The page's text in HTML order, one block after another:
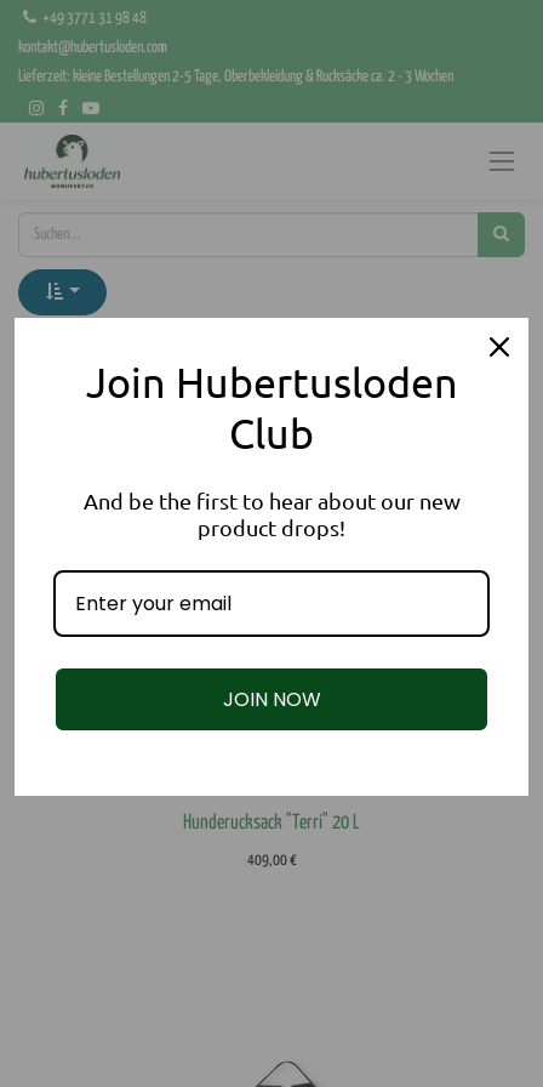
+49 3771 31 98 48
kontakt@hubertusloden.com
Lieferzeit: kleine Bestellungen 2-5 Tage, Oberbekleidung & Rucksäcke ca. 2 - 3 Wochen
Hunderucksack "Terri" 20 L
409,00€
Join Hubertusloden
Club
And be the first to hear about our new
product drops!
JOIN NOW